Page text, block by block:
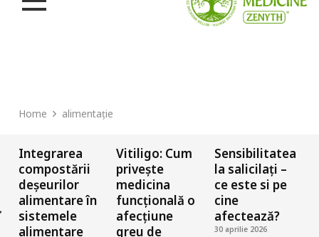
Home alimentație
Integrarea
compostării
deșeurilor
alimentare în
sistemele
alimentare
Vitiligo: Cum
privește
medicina
funcțională o
afecțiune
greu de
Sensibilitatea
la salicilați –
ce este si pe
cine
afectează?
30 aprilie 2026